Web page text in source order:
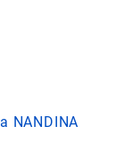
NANDINA